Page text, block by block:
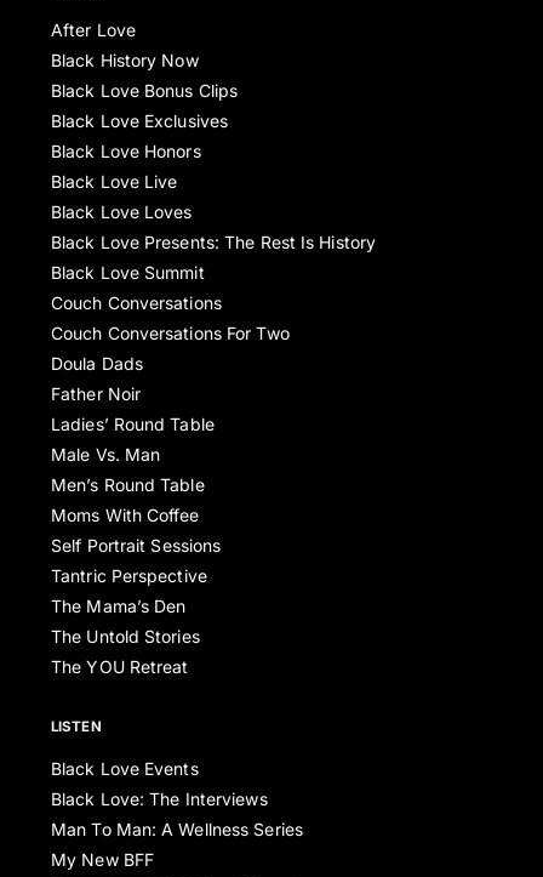
After Love
Black History Now
Black Love Bonus Clips
Black Love Exclusives
Black Love Honors
Black Love Live
Black Love Loves
Black Love Presents: The Rest Is History
Black Love Summit
Couch Conversations
Couch Conversations For Two
Doula Dads
Father Noir
Ladies’ Round Table
Male Vs. Man
Men’s Round Table
Moms With Coffee
Self Portrait Sessions
Tantric Perspective
The Mama’s Den
The Untold Stories
The YOU Retreat
LISTEN
Black Love Events
Black Love: The Interviews
Man To Man: A Wellness Series
My New BFF